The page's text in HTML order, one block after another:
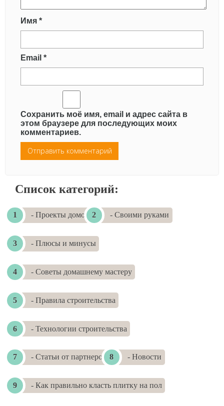
Имя *
Email *
Сохранить моё имя, email и адрес сайта в
этом браузере для последующих моих
комментариев.
Список категорий:
- Проекты домов - Своими руками
- Плюсы и минусы
- Советы домашнему мастеру
- Правила строительства
- Технологии строительства
- Статьи от партнеров - Новости
- Как правильно класть плитку на пол